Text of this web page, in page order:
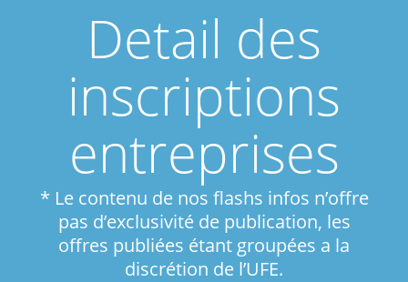
Detail des
inscriptions
entreprises
* Le contenu de nos flashs infos n’offre
pas d’exclusivité de publication, les
offres publiées étant groupées a la
discrétion de l’UFE.